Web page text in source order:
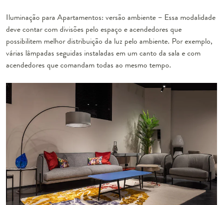
Iluminação para Apartamentos: versão ambiente – Essa modalidade
deve contar com divisões pelo espaço e acendedores que
possibilitem melhor distribuição da luz pelo ambiente. Por exemplo,
várias lâmpadas seguidas instaladas em um canto da sala e com
acendedores que comandam todas ao mesmo tempo.